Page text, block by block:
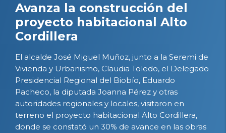
Avanza la construcción del
proyecto habitacional Alto
Cordillera
El alcalde José Miguel Muñoz, junto a la Seremi de
Vivienda y Urbanismo, Claudia Toledo, el Delegado
Presidencial Regional del Biobío, Eduardo
Pacheco, la diputada Joanna Pérez y otras
autoridades regionales y locales, visitaron en
terreno el proyecto habitacional Alto Cordillera,
donde se constató un 30% de avance en las obras